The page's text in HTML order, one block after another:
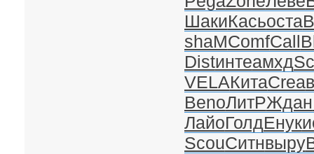
ШакиКасьоста
shaMComfCall
Distинтеамхд
VELAКитаCrea
BenoЛитРЖдан
ЛайоГолдЕнук
ScouСитнвыру